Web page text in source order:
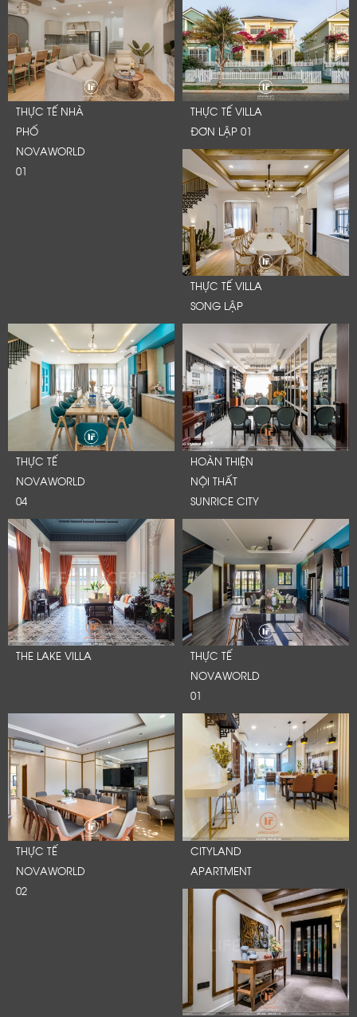
THỰC TẾ NHÀ
PHỐ
NOVAWORLD
01
THỰC TẾ VILLA
ĐƠN LẬP 01
THỰC TẾ VILLA
SONG LẬP
THỰC TẾ
NOVAWORLD
04
HOÀN THIỆN
NỘI THẤT
SUNRICE CITY
THE LAKE VILLA
THỰC TẾ
NOVAWORLD
01
THỰC TẾ
NOVAWORLD
02
CITYLAND
APARTMENT